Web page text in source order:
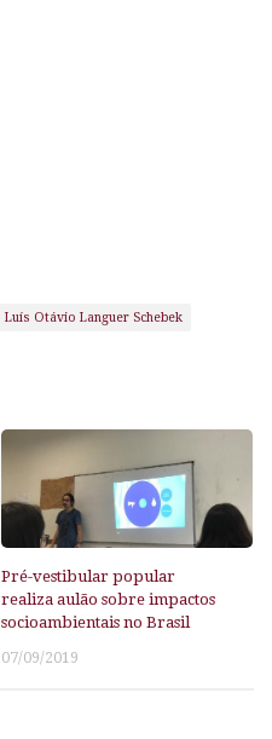
Luís Otávio Languer Schebek
Pré-vestibular popular
realiza aulão sobre impactos
socioambientais no Brasil
07/09/2019